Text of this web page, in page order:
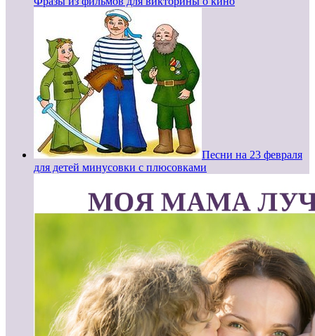
Песни на 23 февраля
для детей минусовки с плюсовками